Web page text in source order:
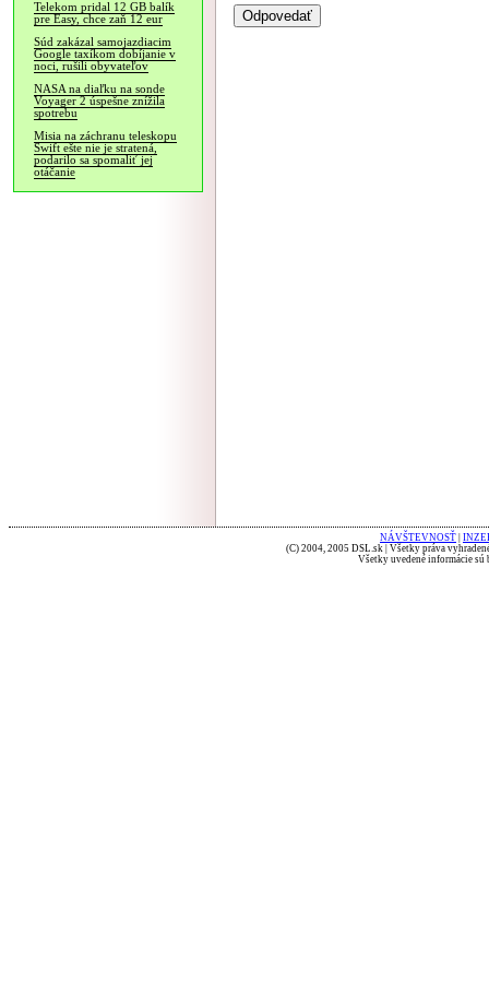
Telekom pridal 12 GB balík
pre Easy, chce zaň 12 eur
Súd zakázal samojazdiacim
Google taxíkom dobíjanie v
noci, rušili obyvateľov
NASA na diaľku na sonde
Voyager 2 úspešne znížila
spotrebu
Misia na záchranu teleskopu
Swift ešte nie je stratená,
podarilo sa spomaliť jej
otáčanie
NÁVŠTEVNOSŤ
(C) 2004, 2005 DSL.sk | Všetky práva
Všetky uvedené informácie sú